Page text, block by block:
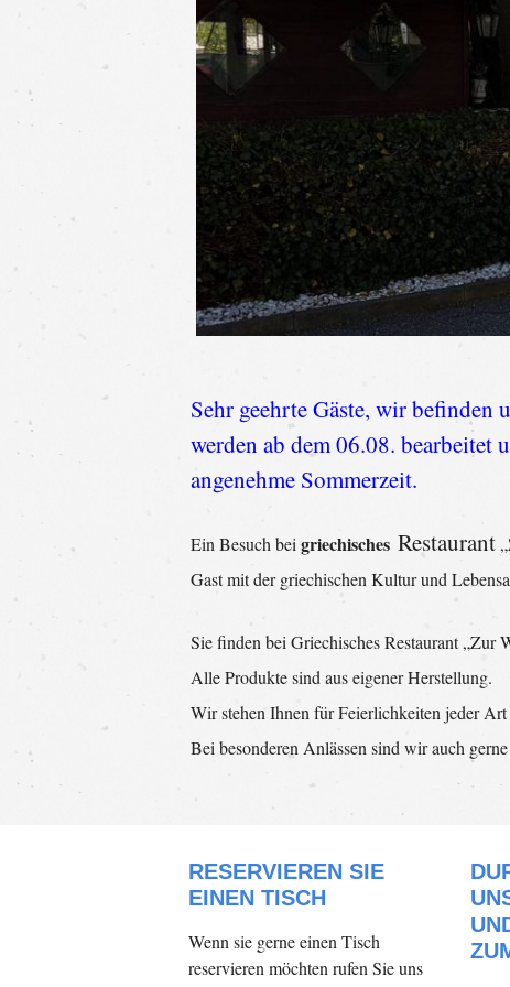
Sehr geehrte Gäste, wir
werden ab dem 06.08.
angenehme Sommerzeit.
Ein Besuch bei griechischesRestaurant„
Gast mit der griechischen Kultur und
Sie finden bei Griechisches Restaurant „Zur
Alle Produkte sind aus eigener Herstellung.
Wir stehen Ihnen für Feierlichkeiten jeder
Bei besonderen Anlässen sind wir auch
RESERVIEREN SIE
EINEN TISCH
Wenn sie gerne einen Tisch
reservieren möchten rufen Sie uns